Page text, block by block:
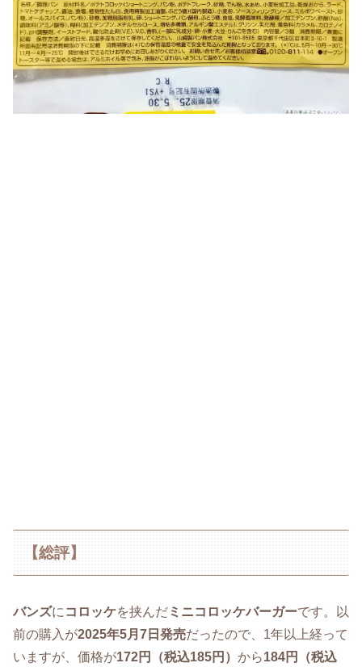
【総評】
バンズに コロッケを挟んだミニコロッケバーガーです。以
前の購入が2025年5月7日発売だったので、1年以上経って
いますが、価格が172円（税込185円） から184円（税込